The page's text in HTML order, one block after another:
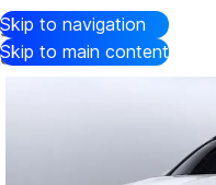
Skip to navigation
Skip to main content
Авто из Кореи/Каталог